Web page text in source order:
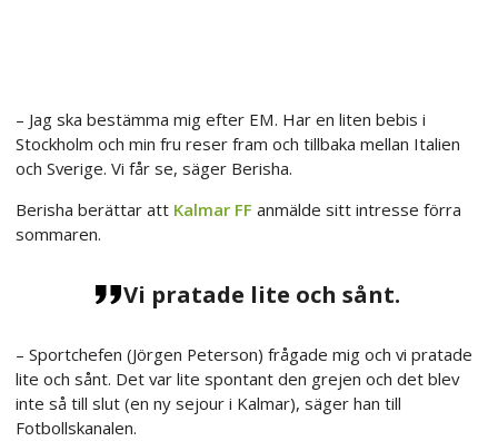
– Jag ska bestämma mig efter EM. Har en liten bebis i
Stockholm och min fru reser fram och tillbaka mellan Italien
och Sverige. Vi får se, säger Berisha.
Berisha berättar att Kalmar FF anmälde sitt intresse förra
sommaren.
Vi pratade lite och sånt.
– Sportchefen (Jörgen Peterson) frågade mig och vi pratade
lite och sånt. Det var lite spontant den grejen och det blev
inte så till slut (en ny sejour i Kalmar), säger han till
Fotbollskanalen.